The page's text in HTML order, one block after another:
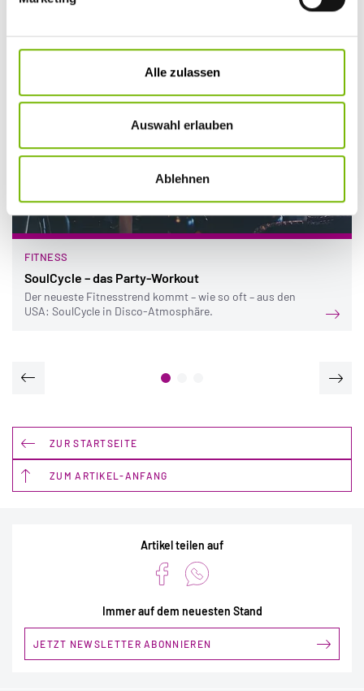
Alle zulassen
Auswahl erlauben
Ablehnen
Das könnte Sie auch interessieren:
FITNESS
SoulCycle – das Party-Workout
Der neueste Fitnesstrend kommt – wie so oft – aus den
USA: SoulCycle in Disco-Atmosphäre.
ZUR STARTSEITE
ZUM ARTIKEL-ANFANG
Artikel teilen auf
Immer auf dem neuesten Stand
JETZT NEWSLETTER ABONNIEREN